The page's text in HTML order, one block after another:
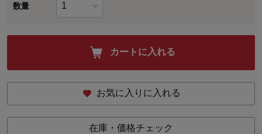
数量
カートに入れる
お気に入りに入れる
在庫・価格チェック